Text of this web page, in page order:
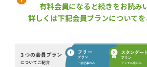
遠藤理事長
北三が“次の50年・100年”を目指す上で、サ
対応が遅れると、消費者からの支持や信頼
っている。具体的に、どのような取り組みを
有料会員になると続きをお読み
詳しくは下記会員プランについてを